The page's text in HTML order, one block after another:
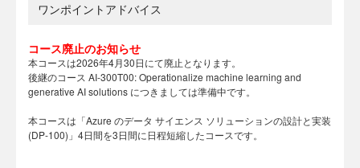
ワンポイントアドバイス
コース廃止のお知らせ
本コースは2026年4月30日にて廃止となります。
後継のコース AI-300T00: Operationalize machine learning and
generative AI solutions につきましては準備中です。
本コースは「Azure のデータ サイエンス ソリューションの設計と実装
(DP-100)」4日間を3日間に日程短縮したコースです。